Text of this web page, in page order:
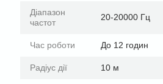
Діапазон
частот
20-20000 Гц
Час роботи До 12 годин
Радіус дії 10 м